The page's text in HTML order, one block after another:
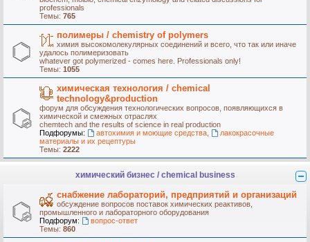
professionals
Темы: 765
полимеры / chemistry of polymers
химия высокомолекулярных соединений и всего, что так или иначе
удалось полимеризовать
whatever got polymerized - comes here. Professionals only!
Темы: 1055
химическая технология / chemical
technology&production
форум для обсуждения технологических вопросов, появляющихся в
химической и смежных отраслях
chemtech and the results of science in real production
Подфорумы:
автохимия и моющие средства,
лакокрасочные
материалы и их рецептуры
Темы: 2222
химический бизнес / chemical business
снабжение лабораторий, предприятий и организаций
обсуждение вопросов поставок химических реактивов,
промышленного и лабораторного оборудования
Подфорум:
вопрос-ответ
Темы: 860